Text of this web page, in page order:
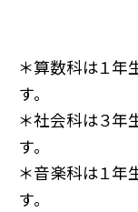
＊算数科は１年
す。
＊社会科は３年
す。
＊音楽科は１年
す。